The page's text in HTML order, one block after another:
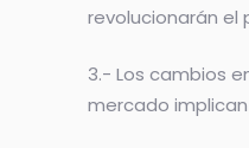
revolucionarán el
3.- Los cambios
mercado